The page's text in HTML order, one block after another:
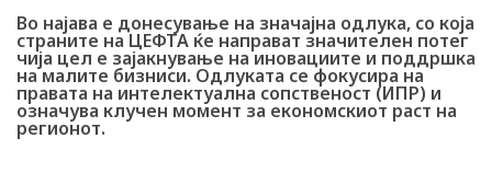
k
t
o
k
-
i
Во најава е донесување на значајна одлука, со која
страните на ЦЕФТА ќе направат значителен потег
чија цел е зајакнување на иновациите и поддршка
на малите бизниси. Одлуката се фокусира на
правата на интелектуална сопственост (ИПР) и
означува клучен момент за економскиот раст на
регионот.